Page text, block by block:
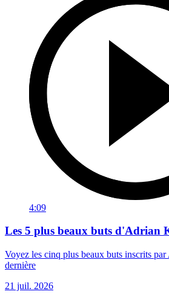
4:09
Les 5 plus beaux buts d'Adrian
Voyez les cinq plus beaux buts inscrits
dernière
21 juil. 2026